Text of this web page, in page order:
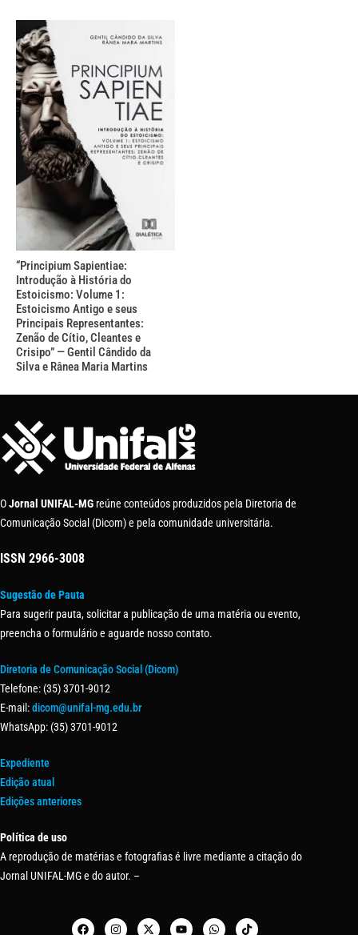
“Principium Sapientiae:
Introdução à História do
Estoicismo: Volume 1:
Estoicismo Antigo e seus
Principais Representantes:
Zenão de Cítio, Cleantes e
Crisipo” — Gentil Cândido da
Silva e Rânea Maria Martins
OJornal UNIFAL-MG reúne conteúdos produzidos pela Diretoria de
Comunicação Social (Dicom) e pela comunidade universitária.
ISSN 2966-3008
Sugestão de Pauta
Para sugerir pauta, solicitar a publicação de uma matéria ou evento,
preencha o formulário e aguarde nosso contato.
Diretoria de Comunicação Social (Dicom)
Telefone: (35) 3701-9012
E-mail:dicom@unifal-mg.edu.br
WhatsApp: (35) 3701-9012
Expediente
Edição atual
Edições anteriores
Política de uso
A reprodução de matérias e fotografias é livre mediante a citação do
Jornal UNIFAL-MG e do autor. –